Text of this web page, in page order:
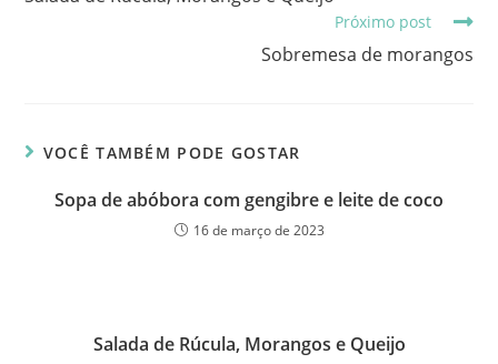
Próximo post
Sobremesa de morangos
VOCÊ TAMBÉM PODE GOSTAR
Sopa de abóbora com gengibre e leite de coco
16 de março de 2023
Salada de Rúcula, Morangos e Queijo